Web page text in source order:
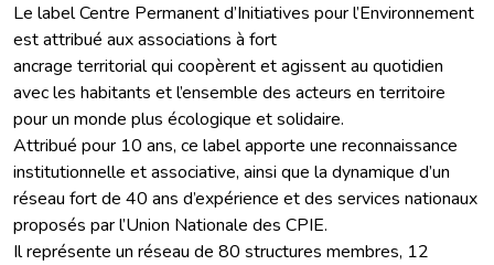
Le label Centre Permanent d’Initiatives pour l’Environnement
est attribué aux associations à fort
ancrage territorial qui coopèrent et agissent au quotidien
avec les habitants et l’ensemble des acteurs en territoire
pour un monde plus écologique et solidaire.
Attribué pour 10 ans, ce label apporte une reconnaissance
institutionnelle et associative, ainsi que la dynamique d’un
réseau fort de 40 ans d’expérience et des services nationaux
proposés par l’Union Nationale des CPIE.
Il représente un réseau de 80 structures membres, 12